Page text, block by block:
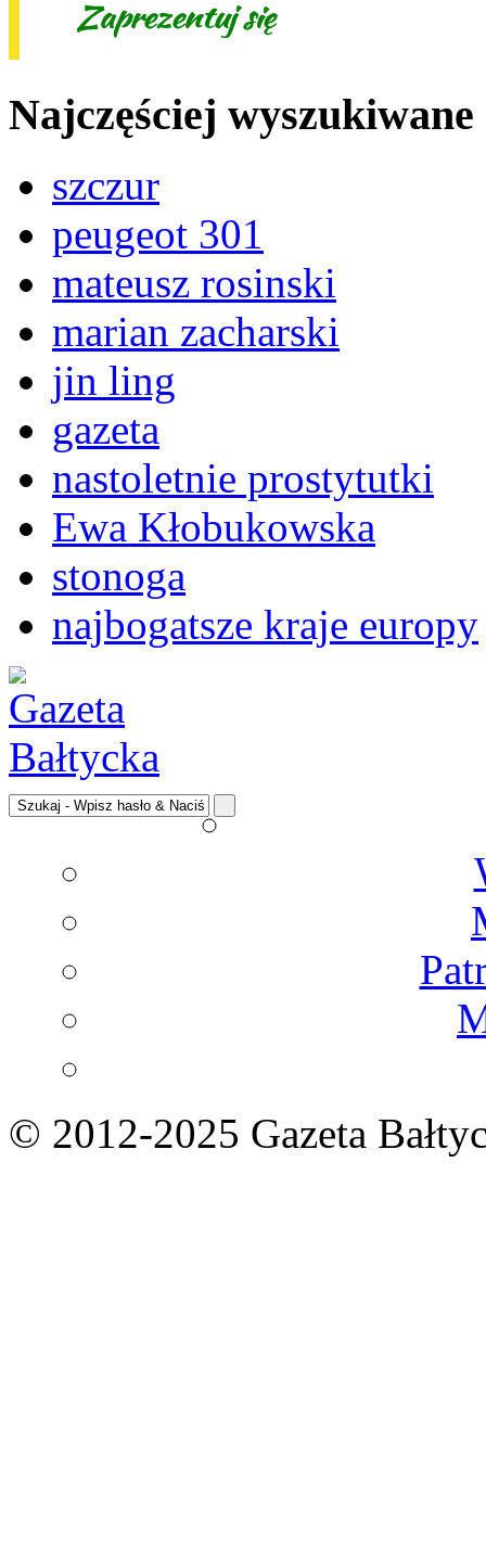
Najczęściej wyszukiwane
szczur
peugeot 301
mateusz rosinski
marian zacharski
jin ling
gazeta
nastoletnie prostytutki
Ewa Kłobukowska
stonoga
najbogatsze kraje europy
© 2012-2025 Gazeta